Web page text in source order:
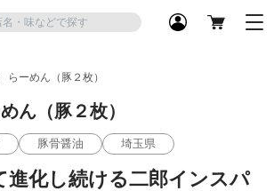
らーめん（豚２枚）
ん（豚２枚）
豚骨醤油 埼玉県
進化し続ける二郎インスパ